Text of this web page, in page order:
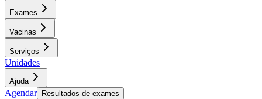
Exames
Vacinas
Serviços
Unidades
Ajuda
Agendar Resultados de exames